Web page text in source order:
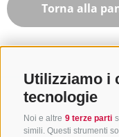
Utilizziamo i
tecnologie
Noi e altre 9 terze parti
simili. Questi strumenti
Torna alla